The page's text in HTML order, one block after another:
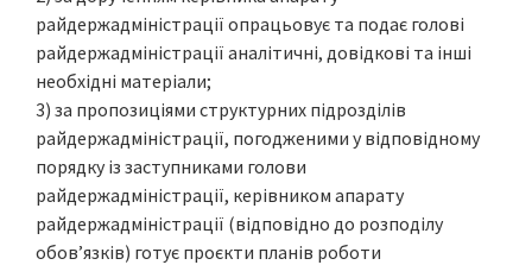
райдержадміністрації опрацьовує та подає голові
райдержадміністрації аналітичні, довідкові та інші
необхідні матеріали;
3) за пропозиціями структурних підрозділів
райдержадміністрації, погодженими у відповідному
порядку із заступниками голови
райдержадміністрації, керівником апарату
райдержадміністрації (відповідно до розподілу
обов’язків) готує проєкти планів роботи